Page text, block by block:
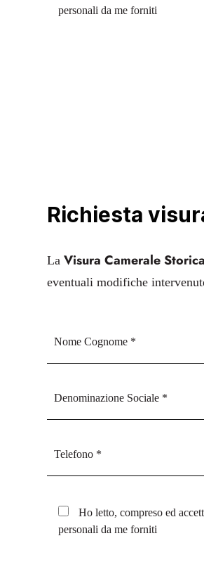
personali da me forniti
Richiesta
La Visura Camerale Storica
eventuali modifiche
Ho letto, compreso ed
personali da me forniti